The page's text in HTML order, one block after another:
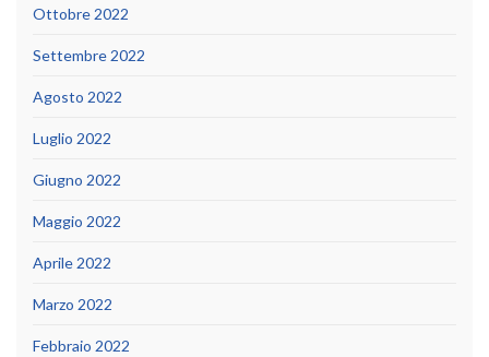
Ottobre 2022
Settembre 2022
Agosto 2022
Luglio 2022
Giugno 2022
Maggio 2022
Aprile 2022
Marzo 2022
Febbraio 2022